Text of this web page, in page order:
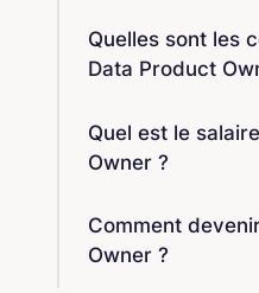
Quelles sont les
Data Product
Quel est le
Owner ?
Comment
Owner ?